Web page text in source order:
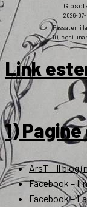
2026-07-
Passatemi
lì), così
Link
1)
ArsT – Il blog
Facebook – Il
Facebook –